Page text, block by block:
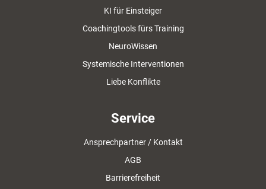
KI für Einsteiger
Coachingtools fürs Training
NeuroWissen
Systemische Interventionen
Liebe Konflikte
Service
Ansprechpartner / Kontakt
AGB
Barrierefreiheit